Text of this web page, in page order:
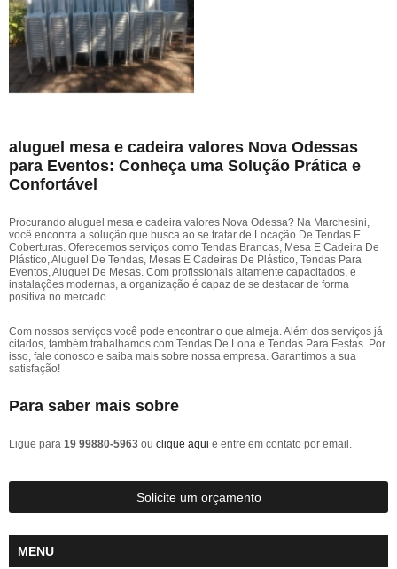
aluguel mesa e cadeira valores Nova Odessas
para Eventos: Conheça uma Solução Prática e
Confortável
Procurando aluguel mesa e cadeira valores Nova Odessa? Na Marchesini,
você encontra a solução que busca ao se tratar de Locação De Tendas E
Coberturas. Oferecemos serviços como Tendas Brancas, Mesa E Cadeira De
Plástico, Aluguel De Tendas, Mesas E Cadeiras De Plástico, Tendas Para
Eventos, Aluguel De Mesas. Com profissionais altamente capacitados, e
instalações modernas, a organização é capaz de se destacar de forma
positiva no mercado.
Com nossos serviços você pode encontrar o que almeja. Além dos serviços já
citados, também trabalhamos com Tendas De Lona e Tendas Para Festas. Por
isso, fale conosco e saiba mais sobre nossa empresa. Garantimos a sua
satisfação!
Para saber mais sobre
Ligue para 19 99880-5963 ou clique aqui e entre em contato por email.
Solicite um orçamento
MENU